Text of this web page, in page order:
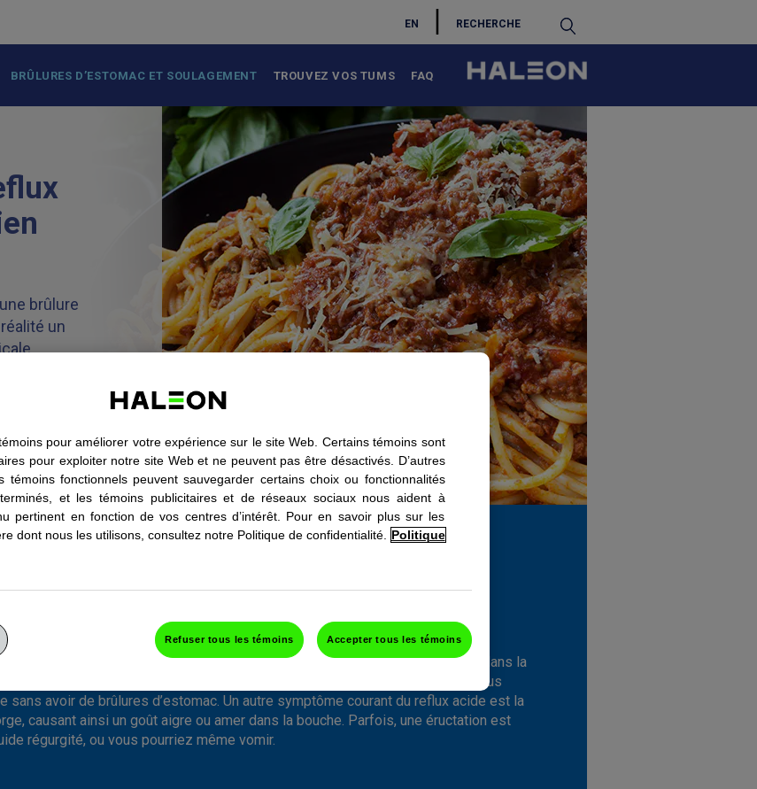
EN S
BRÛLURES D’ESTOMAC ET SOULAGEMENT TROUVEZ VOS TUMS FAQ
brûlure
un
cette
acide?
pour expliquer le phénomène par lequel l’acide gastrique remonte dans
pas.
le symptôme le plus courant – il s’agit de la sensation de brûlure ressentie dans la
de l’acide gastrique qui passe de l’estomac à l’œsophage. Néanmoins, vous
avoir de brûlures d’estomac. Un autre symptôme courant du reflux acide est la
causant ainsi un goût aigre ou amer dans la bouche. Parfois, une éructation est
régurgité, ou vous pourriez même vomir.
pour améliorer votre expérience sur le site Web. Certains témoins sont
pour exploiter notre site Web et ne peuvent pas être désactivés. D’autres
témoins fonctionnels peuvent sauvegarder certains choix ou fonctionnalités
et les témoins publicitaires et de réseaux sociaux nous aident à
pertinent en fonction de vos centres d’intérêt. Pour en savoir plus sur les
dont nous les utilisons, consultez notre Politique de confidentialité.
Politique
Refuser tous les témoins Accepter tous les témoins